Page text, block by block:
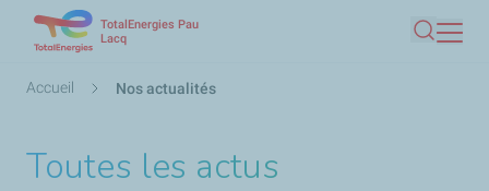
TotalEnergies Pau
Lacq
Fil
Accueil Nos actualités
Toutes les actus